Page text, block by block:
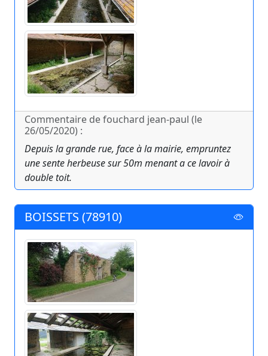
Commentaire de fouchard jean-paul (le
26/05/2020) :
Depuis la grande rue, face à la mairie, empruntez
une sente herbeuse sur 50m menant a ce lavoir à
double toit.
BOISSETS (78910)